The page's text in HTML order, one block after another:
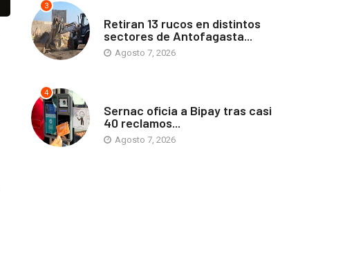
3
Retiran 13 rucos en distintos
sectores de Antofagasta...
Agosto 7, 2026
4
Sernac oficia a Bipay tras casi
40 reclamos...
Agosto 7, 2026